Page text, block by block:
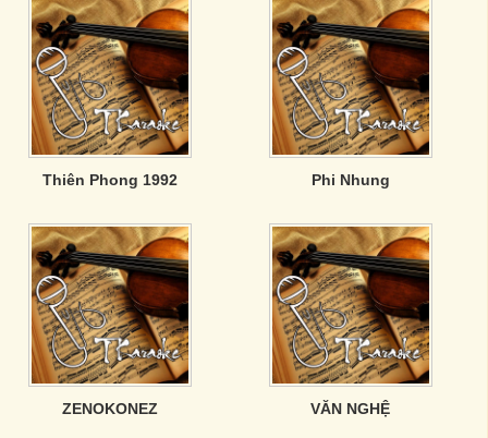
Thiên Phong 1992 Phi Nhung
ZENOKONEZ VĂN NGHỆ